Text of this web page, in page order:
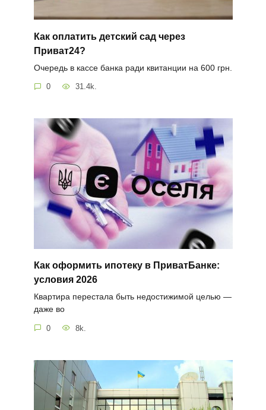
Как оплатить детский сад через
Приват24?
Очередь в кассе банка ради квитанции на 600 грн.
0 31.4k.
Как оформить ипотеку в ПриватБанке:
условия 2026
Квартира перестала быть недостижимой целью —
даже во
0 8k.